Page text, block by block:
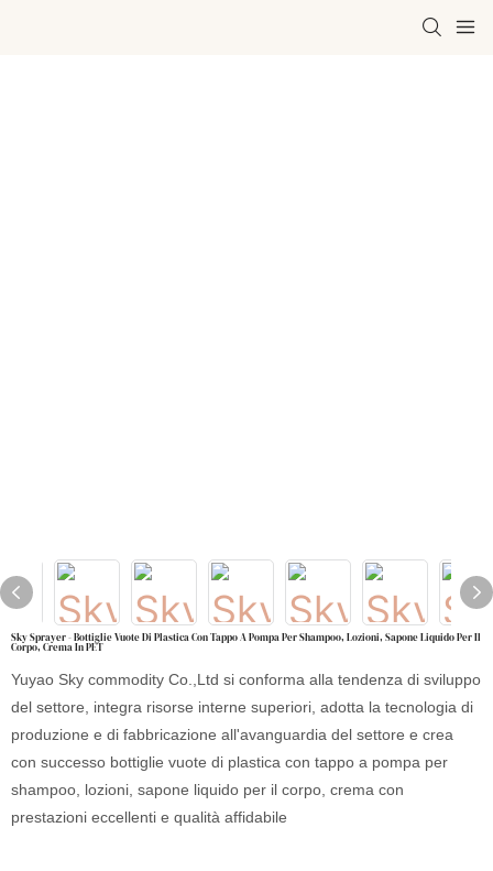
Sky Sprayer - Bottiglie Vuote Di Plastica Con Tappo A Pompa Per Shampoo, Lozioni, Sapone Liquido Per Il
Corpo, Crema In PET
Yuyao Sky commodity Co.,Ltd si conforma alla tendenza di sviluppo
del settore, integra risorse interne superiori, adotta la tecnologia di
produzione e di fabbricazione all'avanguardia del settore e crea
con successo bottiglie vuote di plastica con tappo a pompa per
shampoo, lozioni, sapone liquido per il corpo, crema con
prestazioni eccellenti e qualità affidabile